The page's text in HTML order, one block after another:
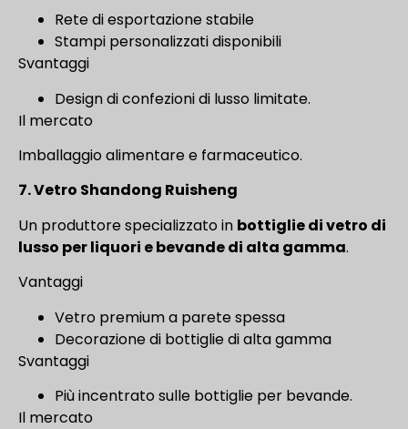
Rete di esportazione stabile
Stampi personalizzati disponibili
Svantaggi
Design di confezioni di lusso limitate.
Il mercato
Imballaggio alimentare e farmaceutico.
7. Vetro Shandong Ruisheng
Un produttore specializzato in bottiglie di vetro di
lusso per liquori e bevande di alta gamma.
Vantaggi
Vetro premium a parete spessa
Decorazione di bottiglie di alta gamma
Svantaggi
Più incentrato sulle bottiglie per bevande.
Il mercato